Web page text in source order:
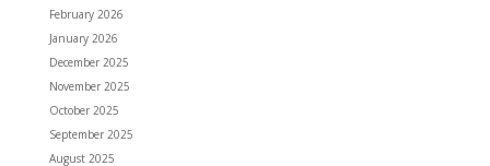
February 2026
January 2026
December 2025
November 2025
October 2025
September 2025
August 2025